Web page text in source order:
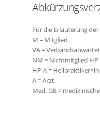
Für die Erläuterung
M = Mitglied
VA =
NM = Nichtmitglied HP
HP-A =
A = Arzt
Med. GB =